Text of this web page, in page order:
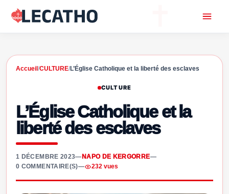
Accueil /CULTURE/L’Église Catholique et la liberté des esclaves
CULTURE
L’Église Catholique et la
liberté des esclaves
1 DÉCEMBRE 2023— NAPO DE KERGORRE—
0 COMMENTAIRE(S)— 232 vues